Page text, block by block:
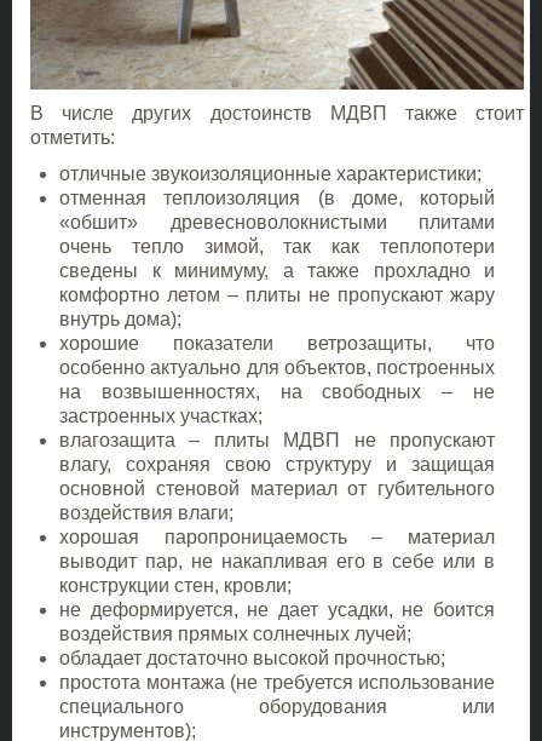
В числе других достоинств МДВП также стоит
отметить:
отличные звукоизоляционные характеристики;
отменная теплоизоляция (в доме, который
«обшит» древесноволокнистыми плитами
очень тепло зимой, так как теплопотери
сведены к минимуму, а также прохладно и
комфортно летом – плиты не пропускают жару
внутрь дома);
хорошие показатели ветрозащиты, что
особенно актуально для объектов, построенных
на возвышенностях, на свободных – не
застроенных участках;
влагозащита – плиты МДВП не пропускают
влагу, сохраняя свою структуру и защищая
основной стеновой материал от губительного
воздействия влаги;
хорошая паропроницаемость – материал
выводит пар, не накапливая его в себе или в
конструкции стен, кровли;
не деформируется, не дает усадки, не боится
воздействия прямых солнечных лучей;
обладает достаточно высокой прочностью;
простота монтажа (не требуется использование
специального оборудования или
инструментов);